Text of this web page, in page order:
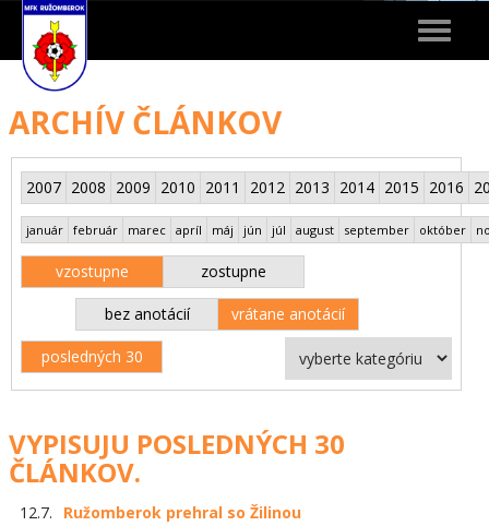
Toggle
ARCHÍV ČLÁNKOV
2007 2008 2009 2010 2011 2012 2013 2014 2015 2016
január február marec apríl máj jún júl august september október
vzostupne zostupne
bez anotácií vrátane anotácií
posledných 30
VYPISUJU POSLEDNÝCH 30
ČLÁNKOV.
12.7. Ružomberok prehral so Žilinou